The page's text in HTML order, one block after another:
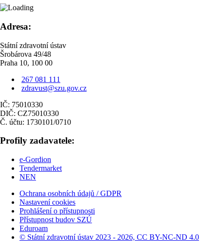
Adresa:
Státní zdravotní ústav
Šrobárova 49/48
Praha 10, 100 00
267 081 111
zdravust@szu.gov.cz
IČ: 75010330
DIČ: CZ75010330
Č. účtu: 1730101/0710
Profily zadavatele:
e-Gordion
Tendermarket
NEN
Ochrana osobních údajů / GDPR
Nastavení cookies
Prohlášení o přístupnosti
Přístupnost budov SZÚ
Eduroam
© Státní zdravotní ústav 2023 - 2026, CC BY-NC-ND 4.0